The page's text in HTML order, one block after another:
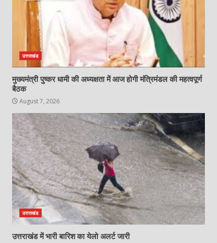
उत्तराखंड
मुख्यमंत्री पुष्कर धामी की अध्यक्षता में आज होगी मंत्रिमंडल की महत्वपूर्ण
बैठक
August 7, 2026
उत्तराखंड
उत्तराखंड में भारी बारिश का येलो अलर्ट जारी